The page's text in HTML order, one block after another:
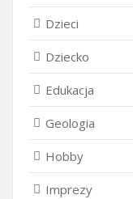
Dzieci
Dziecko
Edukacja
Geologia
Hobby
Imprezy